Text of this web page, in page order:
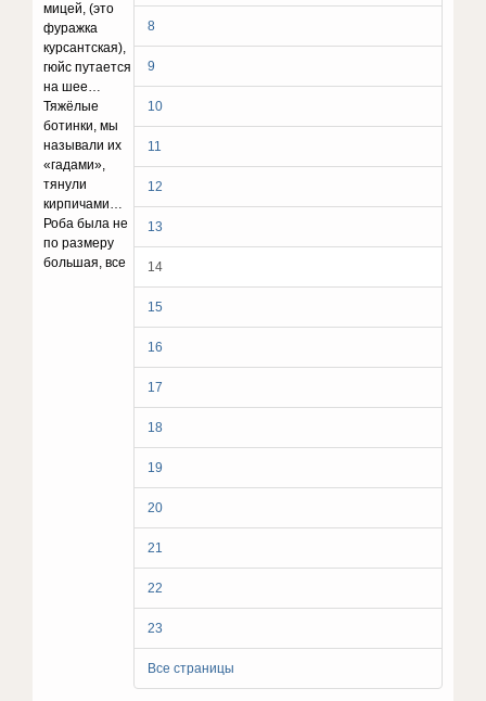
8
9
10
11
12
13
14
15
16
17
18
19
20
21
22
23
Все страницы
мицей, (это
фуражка
курсантская),
гюйс путается
на шее…
Тяжёлые
ботинки, мы
называли их
«гадами»,
тянули
кирпичами…
Роба была не
по размеру
большая, все